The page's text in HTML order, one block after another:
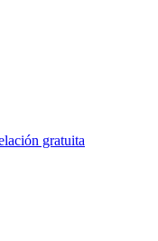
gratuita